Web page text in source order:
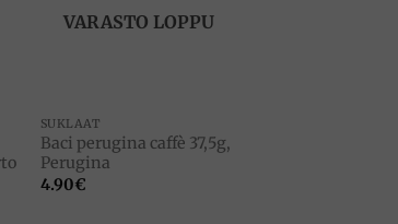
VARASTO LOPPU
SUKLAAT
Baci perugina caffè 37,5g,
Perugina
4.90€